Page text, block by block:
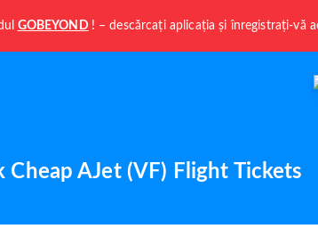
GOBEYOND ! – descărcați aplicația și înregistrați-vă
Cheap AJet (VF) Flight Tickets